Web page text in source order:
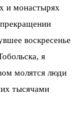
и монастырях
воскресенье
я
молятся люди
тысячами